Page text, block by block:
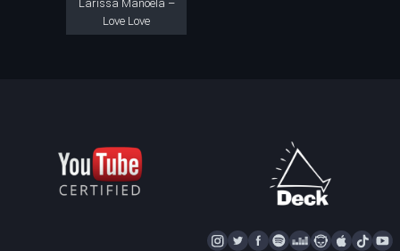
Larissa Manoela –
Love Love
I
T
F
S
D
N
A
T